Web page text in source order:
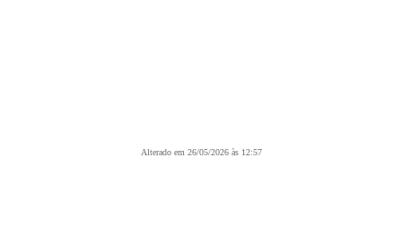
Alterado em 26/05/2026 às 12:57